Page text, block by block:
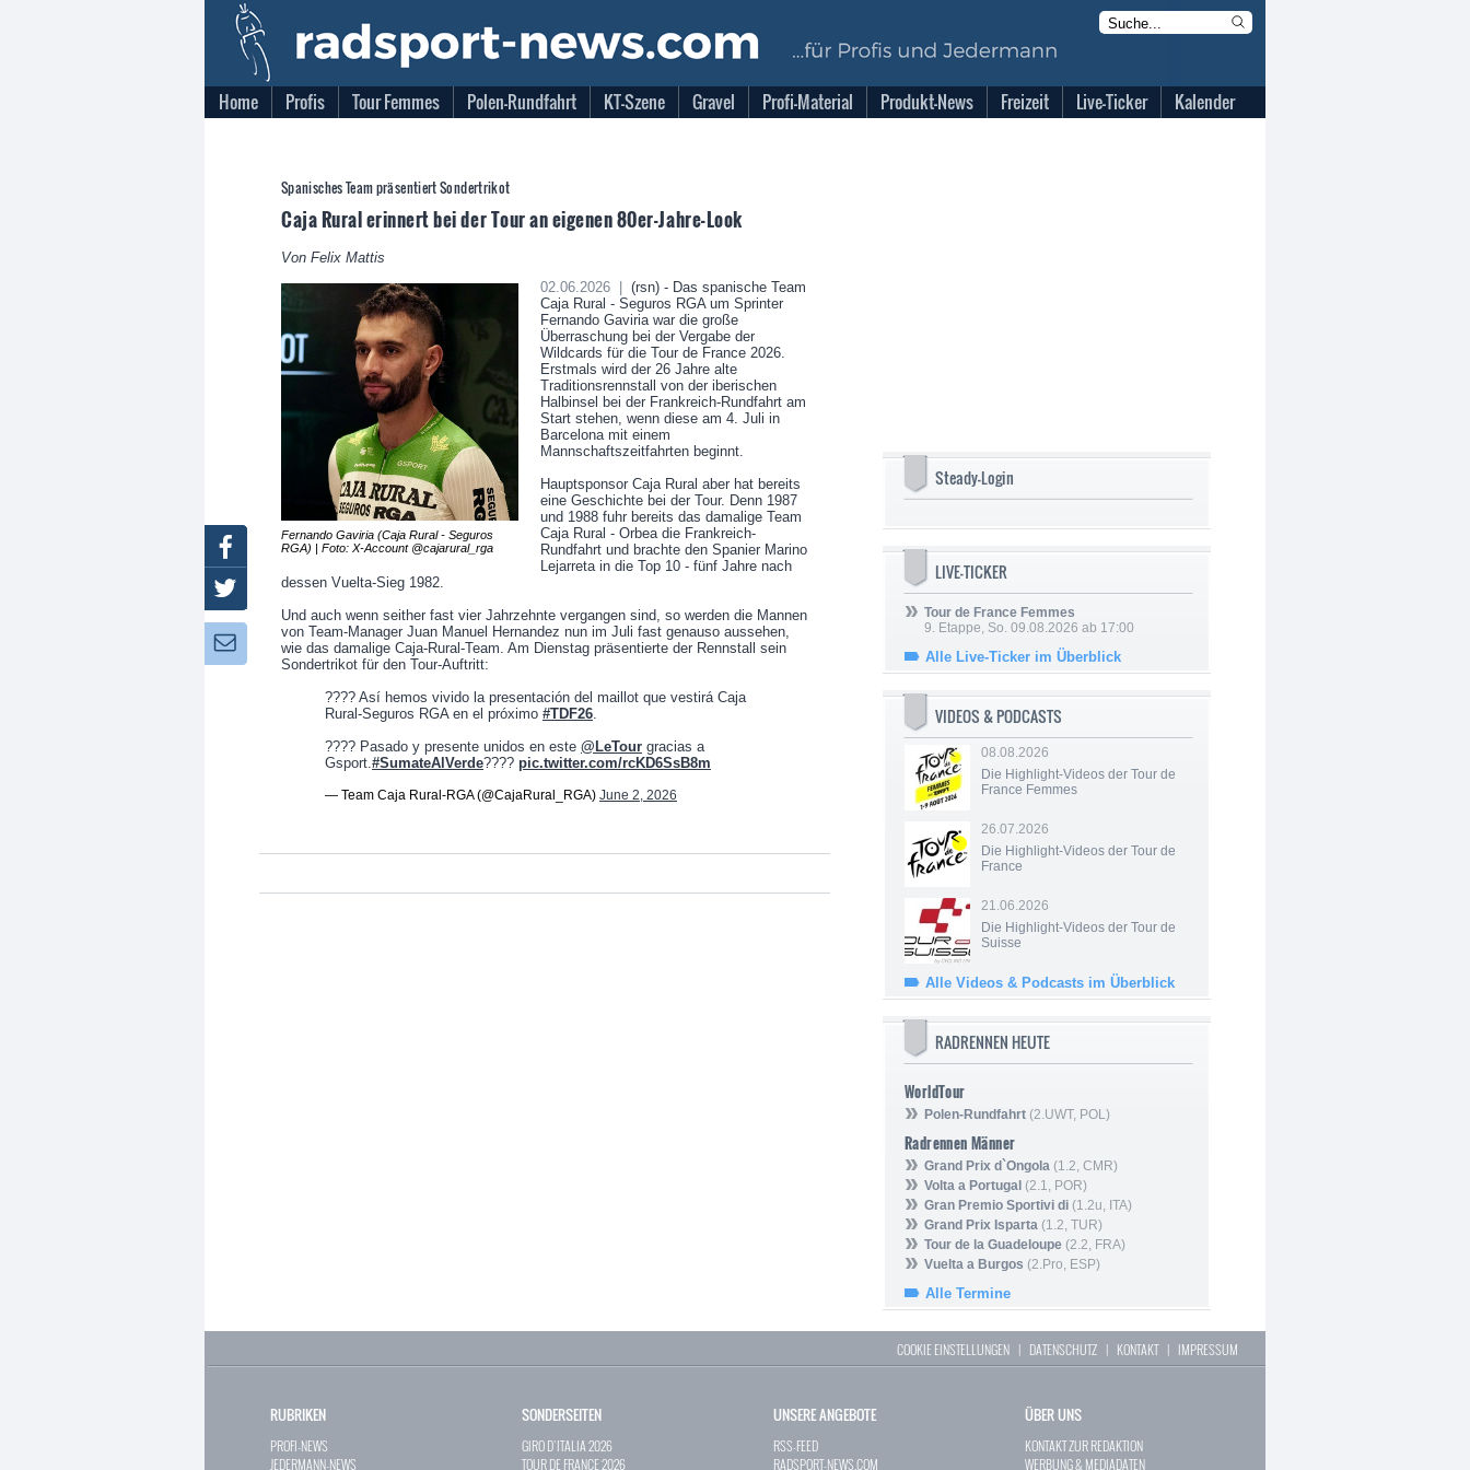
Home Profis Tour Femmes Polen-Rundfahrt KT-Szene Gravel Profi-Material Produkt-News Freizeit Live-Ticker Kalender
Spanisches Team präsentiert Sondertrikot
Caja Rural erinnert bei der Tour an eigenen 80er-Jahre-Look
Von Felix Mattis
Fernando Gaviria (Caja Rural - Seguros
RGA) | Foto: X-Account @cajarural_rga
02.06.2026 |
(rsn) - Das spanische Team
Caja Rural - Seguros RGA um Sprinter
Fernando Gaviria war die große
Überraschung bei der Vergabe der
Wildcards für die Tour de France 2026.
Erstmals wird der 26 Jahre alte
Traditionsrennstall von der iberischen
Halbinsel bei der Frankreich-Rundfahrt am
Start stehen, wenn diese am 4. Juli in
Barcelona mit einem
Mannschaftszeitfahrten beginnt.
Hauptsponsor Caja Rural aber hat bereits
eine Geschichte bei der Tour. Denn 1987
und 1988 fuhr bereits das damalige Team
Caja Rural - Orbea die Frankreich-
Rundfahrt und brachte den Spanier Marino
Lejarreta in die Top 10 - fünf Jahre nach
dessen Vuelta-Sieg 1982.
Und auch wenn seither fast vier Jahrzehnte vergangen sind, so werden die Mannen
von Team-Manager Juan Manuel Hernandez nun im Juli fast genauso aussehen,
wie das damalige Caja-Rural-Team. Am Dienstag präsentierte der Rennstall sein
Sondertrikot für den Tour-Auftritt:
???? Así hemos vivido la presentación del maillot que vestirá Caja
Rural-Seguros RGA en el próximo #TDF26.
???? Pasado y presente unidos en este @LeTour gracias a
Gsport.#SumateAlVerde???? pic.twitter.com/rcKD6SsB8m
— Team Caja Rural-RGA (@CajaRural_RGA) June 2, 2026
Steady-Login
LIVE-TICKER
Tour de France Femmes
9. Etappe, So. 09.08.2026 ab 17:00
Alle Live-Ticker im Überblick
VIDEOS & PODCASTS
08.08.2026
Die Highlight-Videos der Tour de
France Femmes
26.07.2026
Die Highlight-Videos der Tour de
France
21.06.2026
Die Highlight-Videos der Tour de
Suisse
Alle Videos & Podcasts im Überblick
RADRENNEN HEUTE
WorldTour
Polen-Rundfahrt (2.UWT, POL)
Radrennen Männer
Grand Prix d`Ongola (1.2, CMR)
Volta a Portugal (2.1, POR)
Gran Premio Sportivi di (1.2u, ITA)
Grand Prix Isparta (1.2, TUR)
Tour de la Guadeloupe (2.2, FRA)
Vuelta a Burgos (2.Pro, ESP)
Alle Termine
Facebook
Twitter
Newsletter:
COOKIE EINSTELLUNGEN | DATENSCHUTZ | KONTAKT| IMPRESSUM
RUBRIKEN
PROFI-NEWS
JEDERMANN-NEWS
SONDERSEITEN
GIRO D`ITALIA 2026
TOUR DE FRANCE 2026
UNSERE ANGEBOTE
RSS-FEED
RADSPORT-NEWS.COM
ÜBER UNS
KONTAKT ZUR REDAKTION
WERBUNG & MEDIADATEN